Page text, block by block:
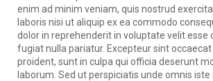
enim ad minim veniam, quis nostrud
laboris nisi ut aliquip ex ea commodo
dolor in reprehenderit in voluptate velit esse
fugiat nulla pariatur. Excepteur sint
proident, sunt in culpa qui officia deserunt
laborum. Sed ut perspiciatis unde omnis